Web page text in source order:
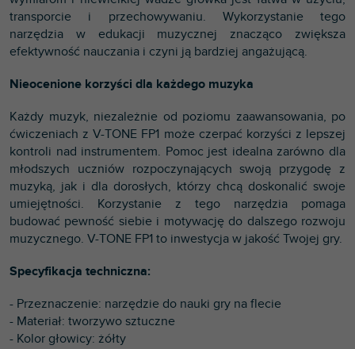
transporcie i przechowywaniu. Wykorzystanie tego
narzędzia w edukacji muzycznej znacząco zwiększa
efektywność nauczania i czyni ją bardziej angażującą.
Nieocenione korzyści dla każdego muzyka
Każdy muzyk, niezależnie od poziomu zaawansowania, po
ćwiczeniach z V-TONE FP1 może czerpać korzyści z lepszej
kontroli nad instrumentem. Pomoc jest idealna zarówno dla
młodszych uczniów rozpoczynających swoją przygodę z
muzyką, jak i dla dorosłych, którzy chcą doskonalić swoje
umiejętności. Korzystanie z tego narzędzia pomaga
budować pewność siebie i motywację do dalszego rozwoju
muzycznego. V-TONE FP1 to inwestycja w jakość Twojej gry.
Specyfikacja techniczna:
- Przeznaczenie: narzędzie do nauki gry na flecie
- Materiał: tworzywo sztuczne
- Kolor głowicy: żółty